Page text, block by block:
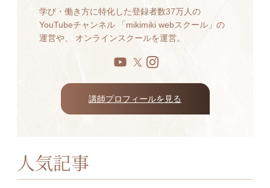
学び・働き方に特化した登録者数37万人の
YouTubeチャンネル 「mikimiki webスクール」の
運営や、 オンラインスクールを運営。
講師プロフィールを見る
人気記事